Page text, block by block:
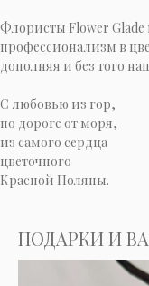
Флористы Flower Glade
профессионализм в
дополняя и без того
C любовью из гор,
по дороге от моря,
из самого сердца
цветочного
Красной Поляны.
ПОДАРКИ И